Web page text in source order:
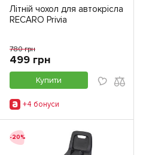
Літній чохол для автокрісла
RECARO Privia
780 грн
499 грн
Купити
+4 бонуси
-20%